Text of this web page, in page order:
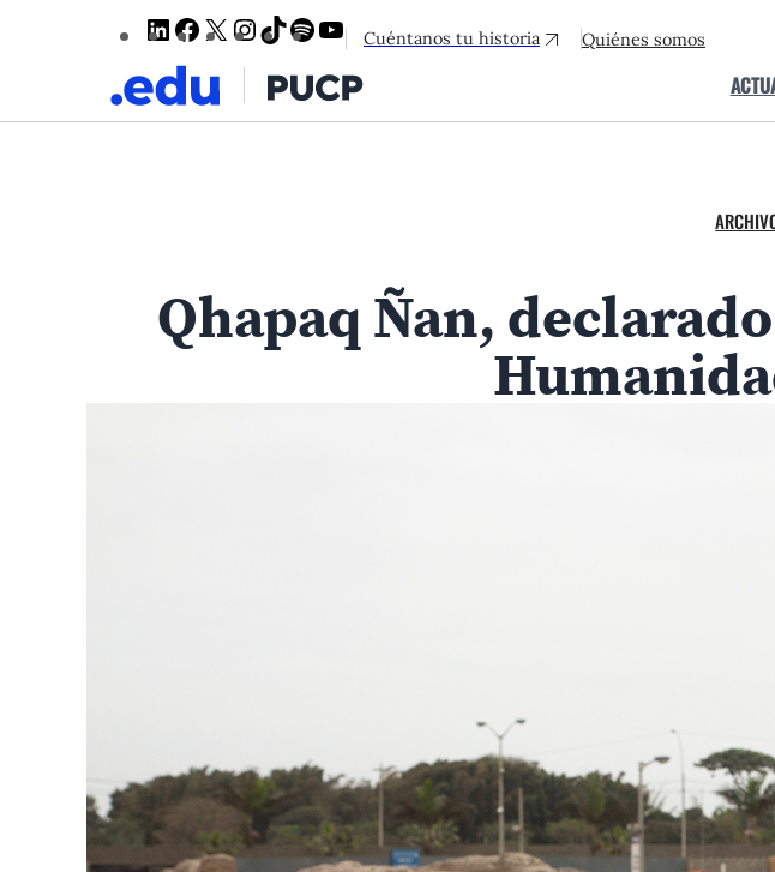
LinkedIn
Facebook
X Instagram
TikTok
Spotify
YouTube
Cuéntanos tu historia Quiénes somos
Qhapaq Ñan,